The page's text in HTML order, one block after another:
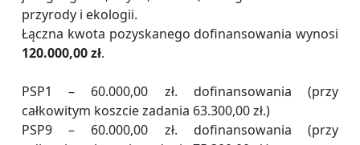
przyrody i ekologii.
Łączna kwota pozyskanego dofinansowania wynosi
120.000,00 zł.
PSP1 – 60.000,00 zł. dofinansowania (przy
całkowitym koszcie zadania 63.300,00 zł.)
PSP9 – 60.000,00 zł. dofinansowania (przy